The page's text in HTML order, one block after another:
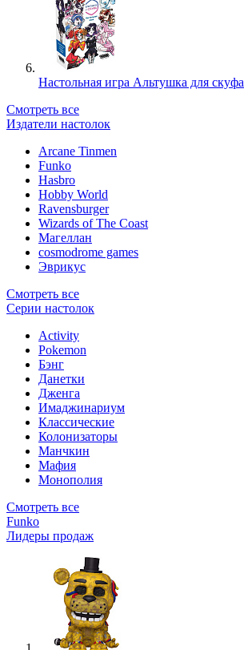
Настольная игра Альтушка для скуфа
Смотреть все
Издатели настолок
Arcane Tinmen
Funko
Hasbro
Hobby World
Ravensburger
Wizards of The Coast
Магеллан
сosmodrome games
Эврикус
Смотреть все
Серии настолок
Activity
Pokemon
Бэнг
Данетки
Дженга
Имаджинариум
Классические
Колонизаторы
Манчкин
Мафия
Монополия
Смотреть все
Funko
Лидеры продаж